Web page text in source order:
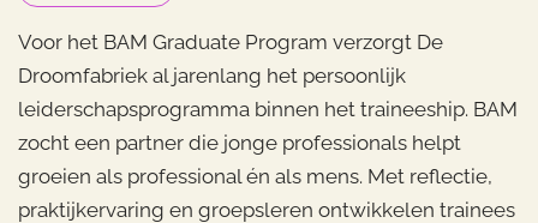
Voor het BAM Graduate Program verzorgt De
Droomfabriek al jarenlang het persoonlijk
leiderschapsprogramma binnen het traineeship. BAM
zocht een partner die jonge professionals helpt
groeien als professional én als mens. Met reflectie,
praktijkervaring en groepsleren ontwikkelen trainees